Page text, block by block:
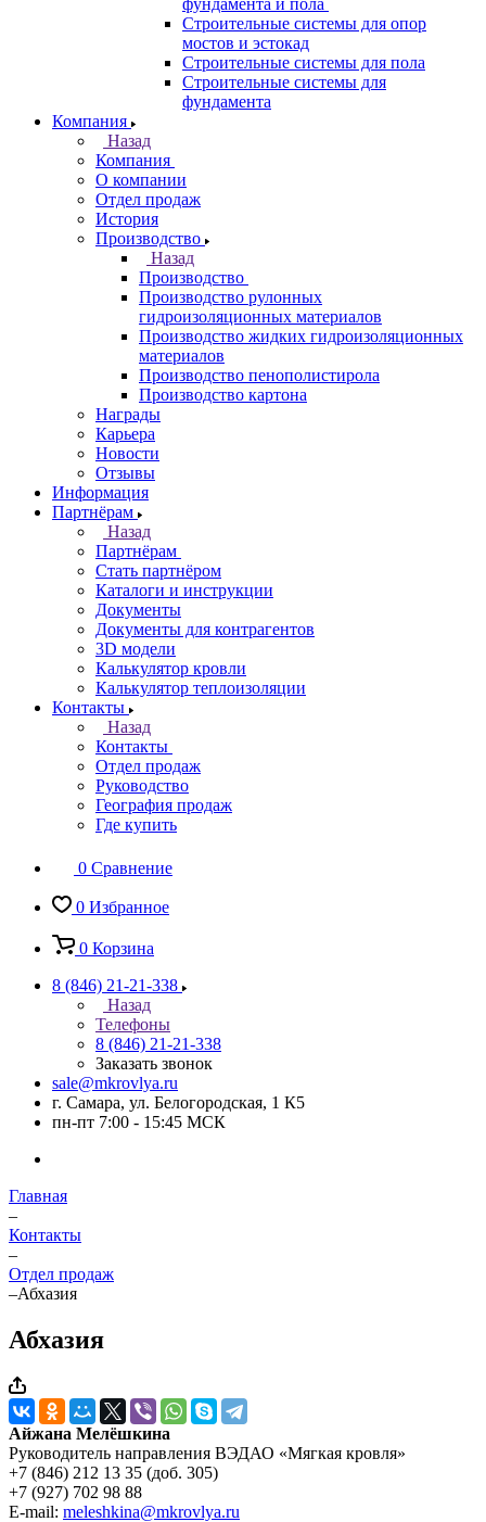
фундамента и пола
Строительные системы для опор
мостов и эстокад
Строительные системы для пола
Строительные системы для
фундамента
Компания
Назад
Компания
О компании
Отдел продаж
История
Производство
Назад
Производство
Производство рулонных
гидроизоляционных материалов
Производство жидких гидроизоляционных
материалов
Производство пенополистирола
Производство картона
Награды
Карьера
Новости
Отзывы
Информация
Партнёрам
Назад
Партнёрам
Стать партнёром
Каталоги и инструкции
Документы
Документы для контрагентов
3D модели
Калькулятор кровли
Калькулятор теплоизоляции
Контакты
Назад
Контакты
Отдел продаж
Руководство
География продаж
Где купить
0 Сравнение
0 Избранное
0 Корзина
8 (846) 21-21-338
Назад
Телефоны
8 (846) 21-21-338
Заказать звонок
sale@mkrovlya.ru
г. Самара, ул. Белогородская, 1 К5
пн-пт 7:00 - 15:45 МСК
Главная
–
Контакты
–
Отдел продаж
–Абхазия
Абхазия
Айжана Мелёшкина
Руководитель направления ВЭДАО «Мягкая кровля»
+7 (846) 212 13 35 (доб. 305)
+7 (927) 702 98 88
E-mail: meleshkina@mkrovlya.ru